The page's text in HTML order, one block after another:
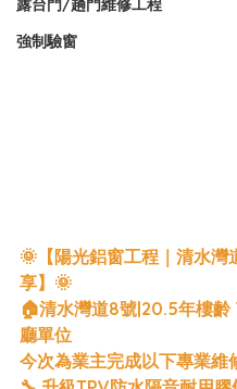
露台門/趟門維修工程
強制驗窗
🌞【陽光鋁窗工程｜清水灣
享】🌞
🏠清水灣道8號|20.5年樓齡
廳單位
今次為業主完成以下專業維